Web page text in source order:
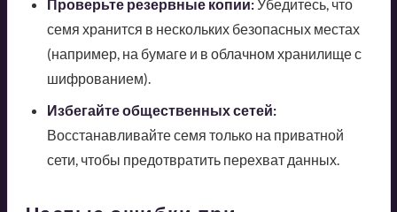
Проверьте резервные копии:Убедитесь, что
семя хранится в нескольких безопасных местах
(например, на бумаге и в облачном хранилище с
шифрованием).
Избегайте общественных сетей:
Восстанавливайте семя только на приватной
сети, чтобы предотвратить перехват данных.